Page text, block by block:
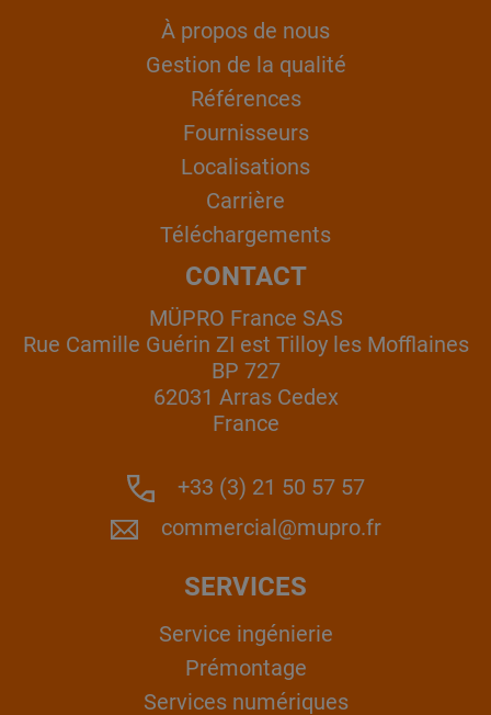
À propos de nous
Gestion de la qualité
Références
Fournisseurs
Localisations
Carrière
Téléchargements
CONTACT
MÜPRO France SAS
Rue Camille Guérin ZI est Tilloy les Mofflaines
BP 727
62031 Arras Cedex
France
+33 (3) 21 50 57 57
commercial@mupro.fr
SERVICES
Service ingénierie
Prémontage
Services numériques